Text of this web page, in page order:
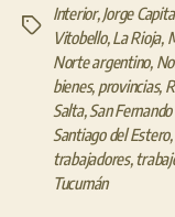
Etiquetas
Interior,Jorge
Vitobello,La Rioja,
Norte argentino,
bienes, provincias,
Salta,San
Santiago del Estero,
trabajadores,
Tucumán